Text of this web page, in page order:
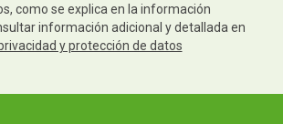
como se explica en la información
información adicional y detallada en
y protección de datos